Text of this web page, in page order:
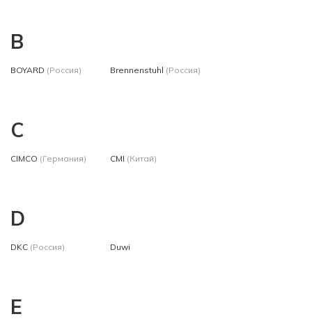
B
BOYARD (Россия) Brennenstuhl (Россия)
C
CIMCO (Германия) CMI (Китай)
D
DKC (Россия) Duwi
E